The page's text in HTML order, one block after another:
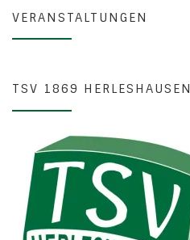
VERANSTALTUNGEN
TSV 1869 HERLESHAUSEN